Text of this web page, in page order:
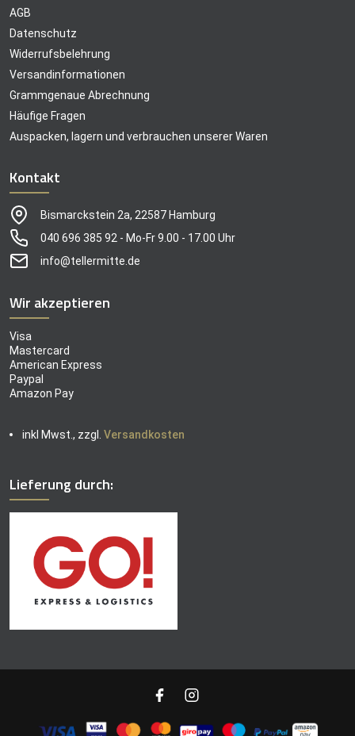
AGB
Datenschutz
Widerrufsbelehrung
Versandinformationen
Grammgenaue Abrechnung
Häufige Fragen
Auspacken, lagern und verbrauchen unserer Waren
Kontakt
Bismarckstein 2a, 22587 Hamburg
040 696 385 92 - Mo-Fr 9.00 - 17.00 Uhr
info@tellermitte.de
Wir akzeptieren
Visa
Mastercard
American Express
Paypal
Amazon Pay
inkl Mwst., zzgl. Versandkosten
Lieferung durch: